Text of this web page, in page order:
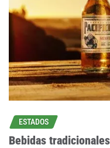
ESTADOS
Bebidas